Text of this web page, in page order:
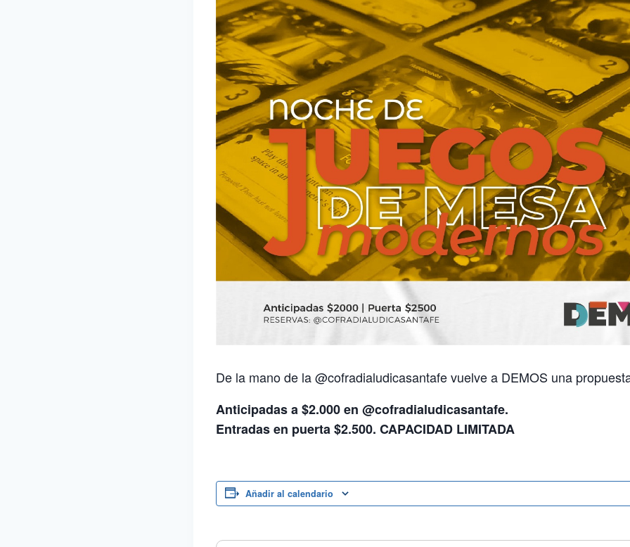
De la mano de la @cofradialudicasantafe vuelve a DEMOS una
Anticipadas a $2.000 en @cofradialudicasantafe.
Entradas en puerta $2.500. CAPACIDAD LIMITADA
Añadir al calendario